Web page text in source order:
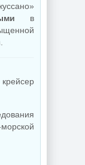
в
крейсер